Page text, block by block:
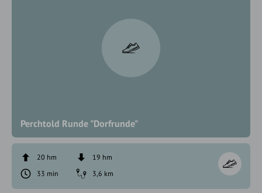
Perchtold Runde "Dorfrunde"
20 hm
19 hm
33 min
3,6 km